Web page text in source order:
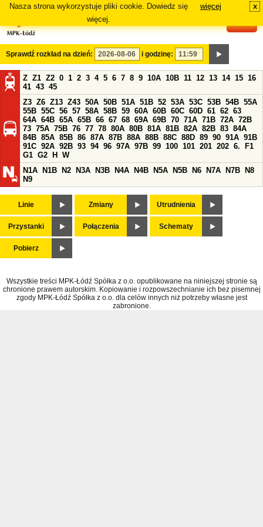
Nasza strona wykorzystuje pliki cookie. Dowiedz się
więcej.
więcej x
Sprawdź rozkład na dzień: i godzinę:
Z Z1 Z2 0 1 2 3 4 5 6 7 8 9 10A 10B 11 12 13 14 15 16
41 43 45
Z3 Z6 Z13 Z43 50A 50B 51A 51B 52 53A 53C 53B 54B 55A
55B 55C 56 57 58A 58B 59 60A 60B 60C 60D 61 62 63
64A 64B 65A 65B 66 67 68 69A 69B 70 71A 71B 72A 72B
73 75A 75B 76 77 78 80A 80B 81A 81B 82A 82B 83 84A
84B 85A 85B 86 87A 87B 88A 88B 88C 88D 89 90 91A 91B
91C 92A 92B 93 94 96 97A 97B 99 100 101 201 202 6.
F1
G1 G2 H
W
N1A
N1B N2 N3A N3B N4A N4B N5A N5B N6 N7A N7B
N8
N9
Linie Zmiany Utrudnienia
Przystanki Połączenia Schematy
Pobierz
Wszystkie treści MPK-Łódź Spółka z o.o. opublikowane na niniejszej stronie są
chronione prawem autorskim. Kopiowanie i rozpowszechnianie ich bez pisemnej
zgody MPK-Łódź Spółka z o.o. dla celów innych niż potrzeby własne jest
zabronione.